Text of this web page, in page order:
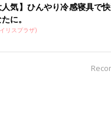
人気】ひんやり冷感寝具で
に。
リスプラザ)